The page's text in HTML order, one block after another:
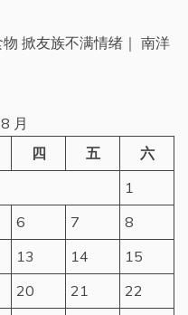
掀友族不满情绪｜ 南洋
月
四 五
六
1
6 7
8
13 14
15
20 21
22